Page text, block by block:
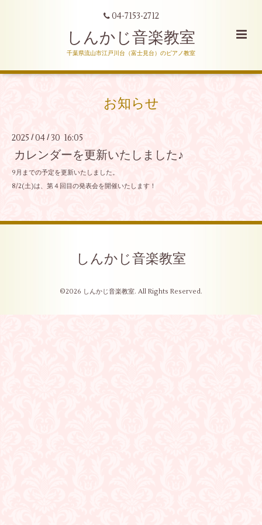
04-7153-2712
しんかじ音楽教室
千葉県流山市江戸川台（富士見台）のピアノ教室
お知らせ
2025 /04 / 30 16:05
カレンダーを更新いたしました♪
9月までの予定を更新いたしました。
8/2(土)は、第４回目の発表会を開催いたします！
しんかじ音楽教室
©2026 しんかじ音楽教室. All Rights Reserved.